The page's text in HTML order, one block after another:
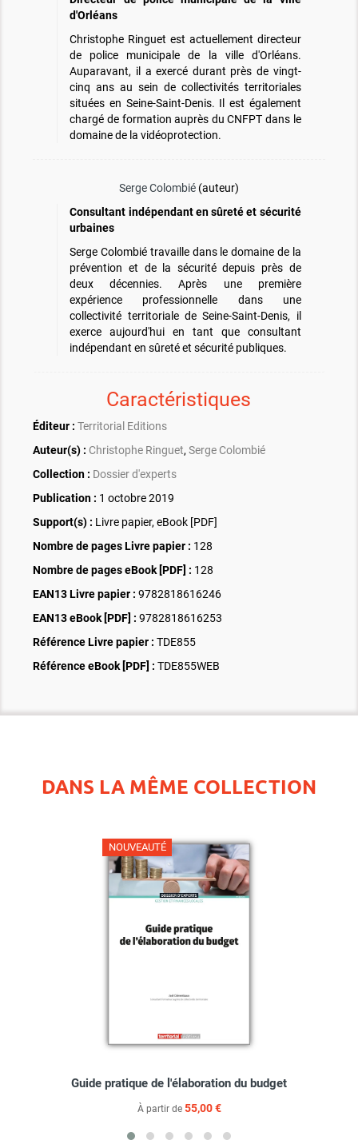
d'Orléans
Christophe Ringuet est actuellement directeur
de police municipale de la ville d'Orléans.
Auparavant, il a exercé durant près de vingt-
cinq ans au sein de collectivités territoriales
situées en Seine-Saint-Denis. Il est également
chargé de formation auprès du CNFPT dans le
domaine de la vidéoprotection.
Serge Colombié(auteur)
Consultant indépendant en sûreté et sécurité
urbaines
Serge Colombié travaille dans le domaine de la
prévention et de la sécurité depuis près de
deux décennies. Après une première
expérience professionnelle dans une
collectivité territoriale de Seine-Saint-Denis, il
exerce aujourd'hui en tant que consultant
indépendant en sûreté et sécurité publiques.
Caractéristiques
Éditeur : Territorial Editions
Auteur(s) : Christophe Ringuet,Serge Colombié
Collection : Dossier d'experts
Publication : 1 octobre 2019
Support(s) : Livre papier, eBook [PDF]
Nombre de pages Livre papier : 128
Nombre de pages eBook [PDF] : 128
EAN13 Livre papier : 9782818616246
EAN13 eBook [PDF] : 9782818616253
Référence Livre papier : TDE855
Référence eBook [PDF] : TDE855WEB
DANS LA MÊME COLLECTION
NOUVEAUTÉ
Guide pratique de l'élaboration du budget
À partir de 55,00 €